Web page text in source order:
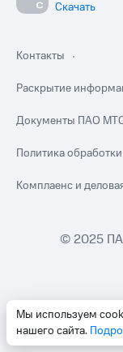
Мы используем
нашего сайта.
Скачать
Контакты
Раскрытие
Документы ПАО
Политика
Комплаенс и
© 2025